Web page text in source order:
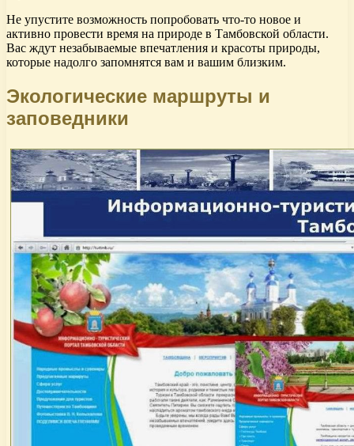
Не упустите возможность попробовать что-то новое и
активно провести время на природе в Тамбовской области.
Вас ждут незабываемые впечатления и красоты природы,
которые надолго запомнятся вам и вашим близким.
Экологические маршруты и
заповедники